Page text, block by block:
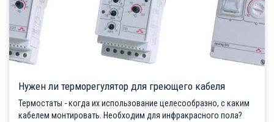
Нужен ли терморегулятор для греющего кабеля
Термостаты - когда их использование целесообразно, с каким
кабелем монтировать. Необходим для инфракрасного пола?